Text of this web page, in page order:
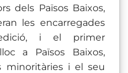
dels Països Baixos,
les encarregades
edició, i el primer
a Països Baixos,
minoritàries i el seu